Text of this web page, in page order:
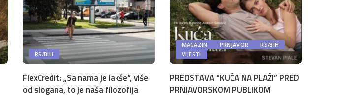
RS/BIH
FlexCredit: „Sa nama je lakše“, više
od slogana, to je naša filozofija
MAGAZIN PRNJAVOR
RS/BIH
VIJESTI
PREDSTAVA “KUĆA NA PLAŽI” PRED
PRNJAVORSKOM PUBLIKOM